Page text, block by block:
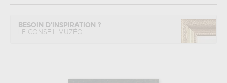
BESOIN D'INSPIRATION ?
LE CONSEIL MUZÉO